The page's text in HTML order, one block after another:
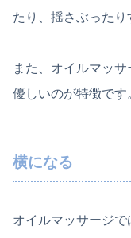
たり、揺さぶったり
また、オイルマッ
優しいのが特徴です
横になる
オイルマッサージ